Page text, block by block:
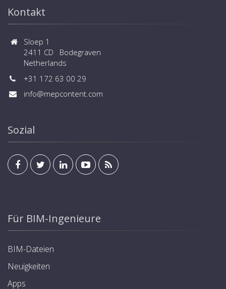
Kontakt
Sloep 1
2411 CD Bodegraven
Netherlands
+31 172 63 00 29
info@mepcontent.com
Sozial
Für BIM-Ingenieure
BIM-Dateien
Neuigkeiten
Apps